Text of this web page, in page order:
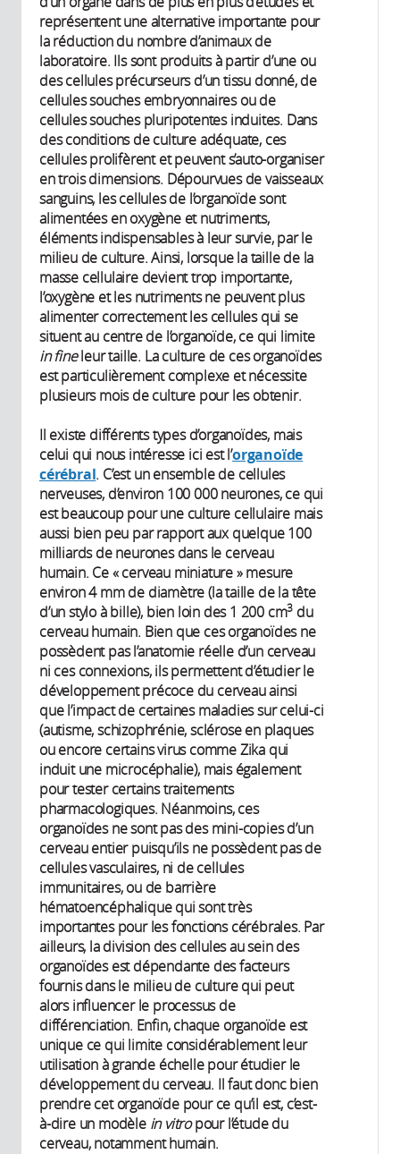
représentent une alternative importante pour
la réduction du nombre d’animaux de
laboratoire. Ils sont produits à partir d’une ou
des cellules précurseurs d’un tissu donné, de
cellules souches embryonnaires ou de
cellules souches pluripotentes induites. Dans
des conditions de culture adéquate, ces
cellules prolifèrent et peuvent s’auto-organiser
en trois dimensions. Dépourvues de vaisseaux
sanguins, les cellules de l’organoïde sont
alimentées en oxygène et nutriments,
éléments indispensables à leur survie, par le
milieu de culture. Ainsi, lorsque la taille de la
masse cellulaire devient trop importante,
l’oxygène et les nutriments ne peuvent plus
alimenter correctement les cellules qui se
situent au centre de l’organoïde, ce qui limite
in fineleur taille. La culture de ces organoïdes
est particulièrement complexe et nécessite
plusieurs mois de culture pour les obtenir.
Il existe différents types d’organoïdes, mais
celui qui nous intéresse ici est l’organoïde
cérébral. C’est un ensemble de cellules
nerveuses, d’environ 100 000 neurones, ce qui
est beaucoup pour une culture cellulaire mais
aussi bien peu par rapport aux quelque 100
milliards de neurones dans le cerveau
humain. Ce « cerveau miniature » mesure
environ 4 mm de diamètre (la taille de la tête
d’un stylo à bille), bien loin des 1 200 cm3 du
cerveau humain. Bien que ces organoïdes ne
possèdent pas l’anatomie réelle d’un cerveau
ni ces connexions, ils permettent d’étudier le
développement précoce du cerveau ainsi
que l’impact de certaines maladies sur celui-ci
(autisme, schizophrénie, sclérose en plaques
ou encore certains virus comme Zika qui
induit une microcéphalie), mais également
pour tester certains traitements
pharmacologiques. Néanmoins, ces
organoïdes ne sont pas des mini-copies d’un
cerveau entier puisqu’ils ne possèdent pas de
cellules vasculaires, ni de cellules
immunitaires, ou de barrière
hématoencéphalique qui sont très
importantes pour les fonctions cérébrales. Par
ailleurs, la division des cellules au sein des
organoïdes est dépendante des facteurs
fournis dans le milieu de culture qui peut
alors influencer le processus de
différenciation. Enfin, chaque organoïde est
unique ce qui limite considérablement leur
utilisation à grande échelle pour étudier le
développement du cerveau. Il faut donc bien
prendre cet organoïde pour ce qu’il est, c’est-
à-dire un modèle in vitropour l’étude du
cerveau, notamment humain.